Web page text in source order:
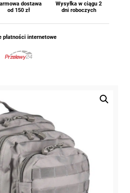
dostawa
od 150 zł
Wysyłka w ciągu 2
dni roboczych
płatności internetowe